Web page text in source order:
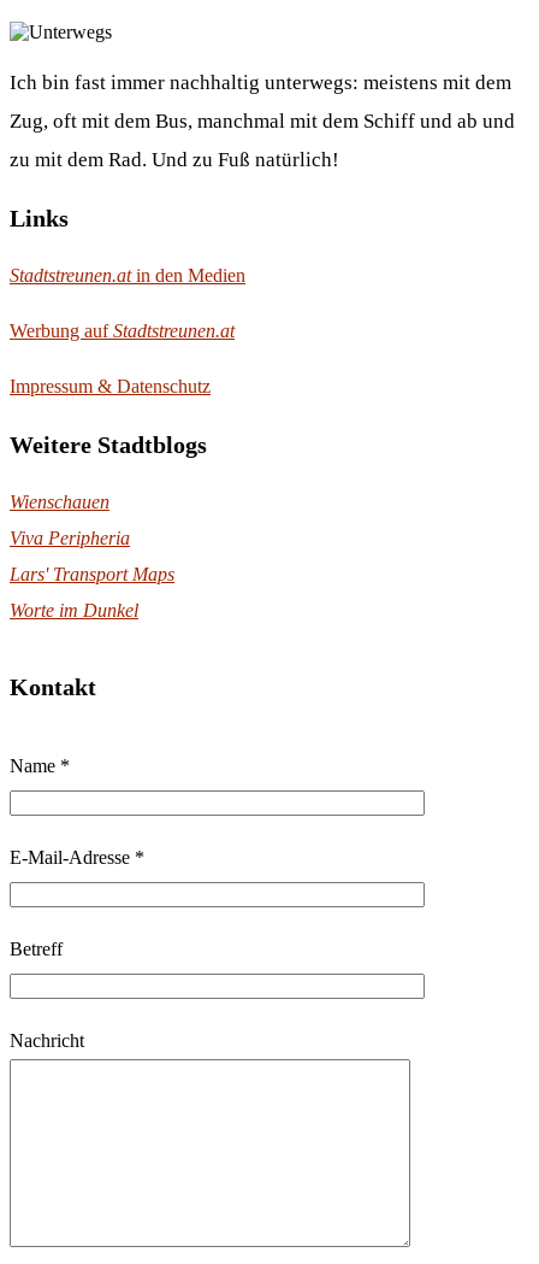
Ich bin fast immer nachhaltig unterwegs: meistens mit dem
Zug, oft mit dem Bus, manchmal mit dem Schiff und ab und
zu mit dem Rad. Und zu Fuß natürlich!
Links
Stadtstreunen.atin den Medien
Werbung aufStadtstreunen.at
Impressum & Datenschutz
Weitere Stadtblogs
Wienschauen
Viva Peripheria
Lars' Transport Maps
Worte im Dunkel
Kontakt
t
t
e
a
s
s
e
Name *
E-Mail-Adresse *
Betreff
Nachricht